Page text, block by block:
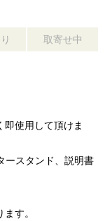
取寄せ中
即使用して頂けま
ースタンド、説明書
す。